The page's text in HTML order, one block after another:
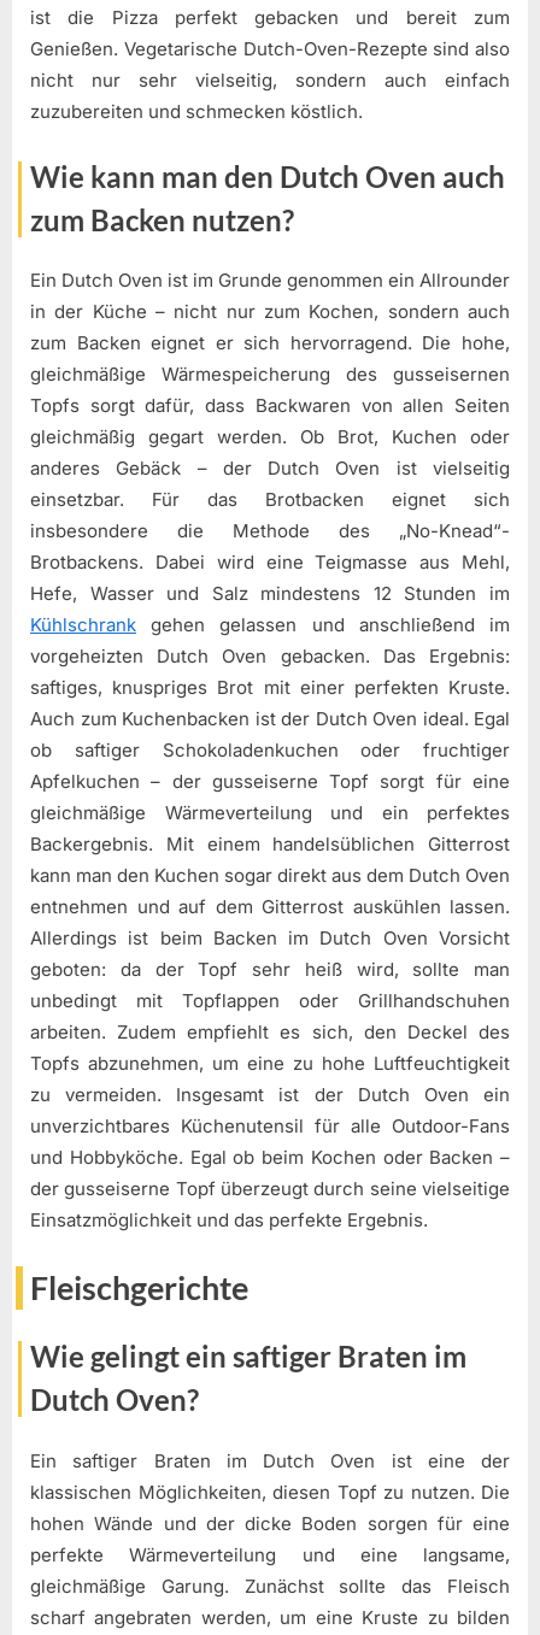
ist die Pizza perfekt gebacken und bereit zum
Genießen. Vegetarische Dutch-Oven-Rezepte sind also
nicht nur sehr vielseitig, sondern auch einfach
zuzubereiten und schmecken köstlich.
Wie kann man den Dutch Oven auch
zum Backen nutzen?
Ein Dutch Oven ist im Grunde genommen ein Allrounder
in der Küche – nicht nur zum Kochen, sondern auch
zum Backen eignet er sich hervorragend. Die hohe,
gleichmäßige Wärmespeicherung des gusseisernen
Topfs sorgt dafür, dass Backwaren von allen Seiten
gleichmäßig gegart werden. Ob Brot, Kuchen oder
anderes Gebäck – der Dutch Oven ist vielseitig
einsetzbar. Für das Brotbacken eignet sich
insbesondere die Methode des „No-Knead“-
Brotbackens. Dabei wird eine Teigmasse aus Mehl,
Hefe, Wasser und Salz mindestens 12 Stunden im
Kühlschrank gehen gelassen und anschließend im
vorgeheizten Dutch Oven gebacken. Das Ergebnis:
saftiges, knuspriges Brot mit einer perfekten Kruste.
Auch zum Kuchenbacken ist der Dutch Oven ideal. Egal
ob saftiger Schokoladenkuchen oder fruchtiger
Apfelkuchen – der gusseiserne Topf sorgt für eine
gleichmäßige Wärmeverteilung und ein perfektes
Backergebnis. Mit einem handelsüblichen Gitterrost
kann man den Kuchen sogar direkt aus dem Dutch Oven
entnehmen und auf dem Gitterrost auskühlen lassen.
Allerdings ist beim Backen im Dutch Oven Vorsicht
geboten: da der Topf sehr heiß wird, sollte man
unbedingt mit Topflappen oder Grillhandschuhen
arbeiten. Zudem empfiehlt es sich, den Deckel des
Topfs abzunehmen, um eine zu hohe Luftfeuchtigkeit
zu vermeiden. Insgesamt ist der Dutch Oven ein
unverzichtbares Küchenutensil für alle Outdoor-Fans
und Hobbyköche. Egal ob beim Kochen oder Backen –
der gusseiserne Topf überzeugt durch seine vielseitige
Einsatzmöglichkeit und das perfekte Ergebnis.
Fleischgerichte
Wie gelingt ein saftiger Braten im
Dutch Oven?
Ein saftiger Braten im Dutch Oven ist eine der
klassischen Möglichkeiten, diesen Topf zu nutzen. Die
hohen Wände und der dicke Boden sorgen für eine
perfekte Wärmeverteilung und eine langsame,
gleichmäßige Garung. Zunächst sollte das Fleisch
scharf angebraten werden, um eine Kruste zu bilden